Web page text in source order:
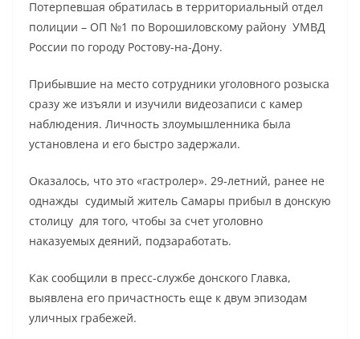
Потерпевшая обратилась в территориальный отдел
полиции – ОП №1 по Ворошиловскому району УМВД
России по городу Ростову-на-Дону.
Прибывшие на место сотрудники уголовного розыска
сразу же изъяли и изучили видеозаписи с камер
наблюдения. Личность злоумышленника была
установлена и его быстро задержали.
Оказалось, что это «гастролер». 29-летний, ранее не
однажды судимый житель Самары прибыл в донскую
столицу для того, чтобы за счет уголовно
наказуемых деяний, подзаработать.
Как сообщили в пресс-службе донского Главка,
выявлена его причастность еще к двум эпизодам
уличных грабежей.